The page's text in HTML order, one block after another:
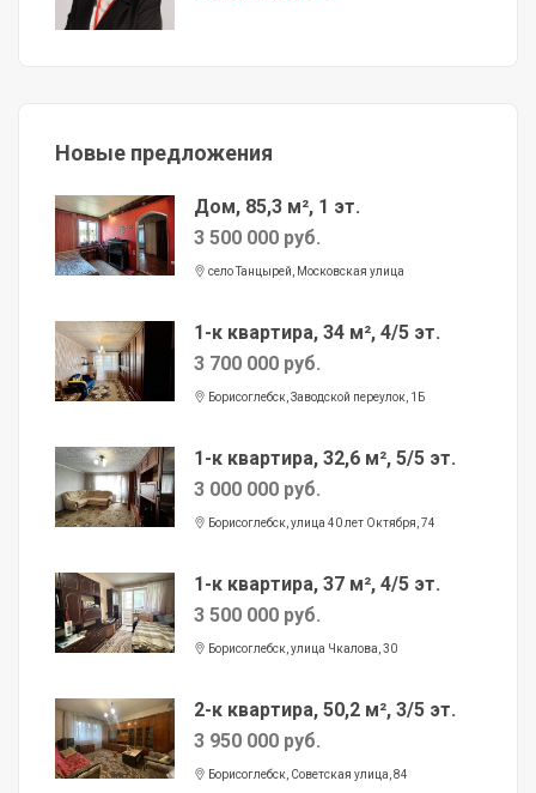
Новые предложения
Дом, 85,3 м², 1 эт.
3 500 000 руб.
село Танцырей, Московская улица
1-к квартира, 34 м², 4/5 эт.
3 700 000 руб.
Борисоглебск, Заводской переулок, 1Б
1-к квартира, 32,6 м², 5/5 эт.
3 000 000 руб.
Борисоглебск, улица 40 лет Октября, 74
1-к квартира, 37 м², 4/5 эт.
3 500 000 руб.
Борисоглебск, улица Чкалова, 30
2-к квартира, 50,2 м², 3/5 эт.
3 950 000 руб.
Борисоглебск, Советская улица, 84